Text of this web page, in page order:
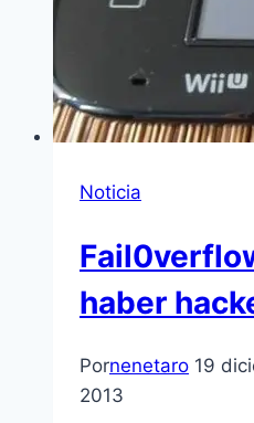
Noticia
haber
Pornenetaro 19
2013